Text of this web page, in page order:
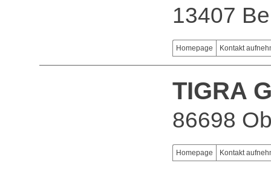
13407
Homepage Kontakt
TIGRA
86698
Homepage Kontakt